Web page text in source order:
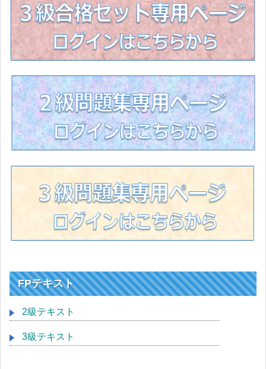
FPテキスト
2級テキスト
3級テキスト